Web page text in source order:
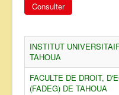
Consulter
INSTITUT
TAHOUA
FACULTE DE DROIT,
(FADEG) DE TAHOUA